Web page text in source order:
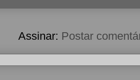
Assinar: Postar